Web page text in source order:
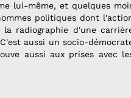
lui-même, et quelques
politiques dont
radiographie d'une
aussi un socio-
aussi aux prises avec